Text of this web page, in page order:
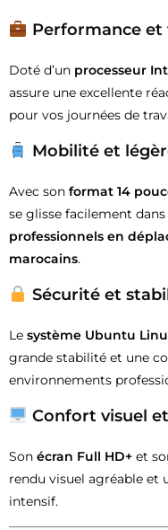
Performance
Doté d’un processeur
assure une excellente
pour vos journées de
Mobilité et
Avec son format 14
se glisse facilement
professionnels en
marocains.
Sécurité et
Le système Ubuntu
grande stabilité et une
environnements
Confort visuel
Son écran Full HD+ et
rendu visuel agréable et
intensif.